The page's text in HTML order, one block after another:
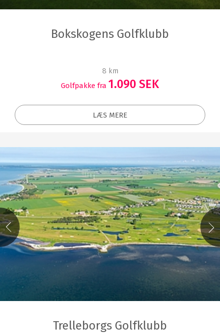
Bokskogens Golfklubb
8 km
Golfpakke fra 1.090 SEK
LÆS MERE
Trelleborgs Golfklubb